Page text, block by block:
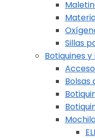
Sillas
Botiquines y
Bolsas